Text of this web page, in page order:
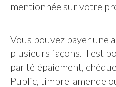
mentionnée sur votre
Vous pouvez payer une
plusieurs façons. Il est
par télépaiement,
Public, timbre-amende